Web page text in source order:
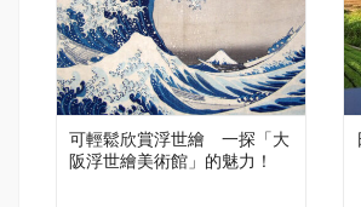
可輕鬆欣賞浮世繪 一探「大
阪浮世繪美術館」的魅力！